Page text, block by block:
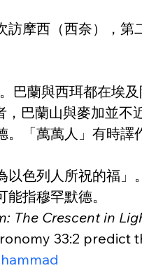
摩西（西奈），
蘭與西珥都在埃
巴蘭山與麥加並不
「萬萬人」有時
色列人所祝的福
指穆罕默德。
The Crescent in
33:2 predict